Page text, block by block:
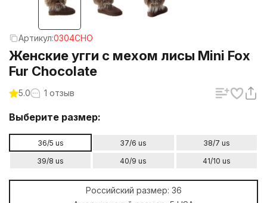
Артикул:0304CHO
Женские угги с мехом лисы Mini Fox
Fur Chocolate
5.0 1 отзыв
Выберите размер:
36/5 us 37/6 us
38/7 us
39/8 us
40/9 us 41/10 us
Российский размер: 36